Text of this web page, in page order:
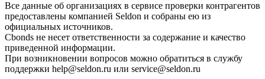
Все данные об организациях в сервисе проверки контрагентов
предоставлены компанией Seldon и собраны ею из
официальных источников.
Cbonds не несет ответственности за содержание и качество
приведенной информации.
При возникновении вопросов можно обратиться в службу
поддержки help@seldon.ru или service@seldon.ru